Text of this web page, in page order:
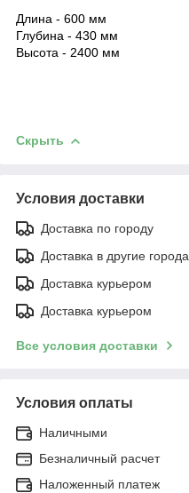
Длина - 600 мм
Глубина - 430 мм
Высота - 2400 мм
Скрыть
Условия доставки
Доставка по городу
Доставка в другие города
Доставка курьером
Доставка курьером
Все условия доставки
Условия оплаты
Наличными
Безналичный расчет
Наложенный платеж